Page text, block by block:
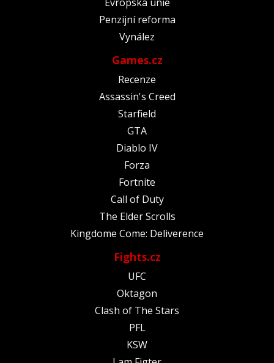
Penzijní reforma
Vynález
Games.cz
Recenze
Assassin's Creed
Starfield
GTA
Diablo IV
Forza
Fortnite
Call of Duty
The Elder Scrolls
Kingdome Come: Deliverence
Fights.cz
UFC
Oktagon
Clash of The Stars
PFL
KSW